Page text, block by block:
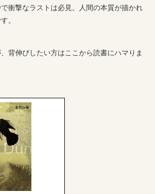
衝撃なラストは必見。人間の本質が描かれ
。
背伸びしたい方はここから読書にハマりま